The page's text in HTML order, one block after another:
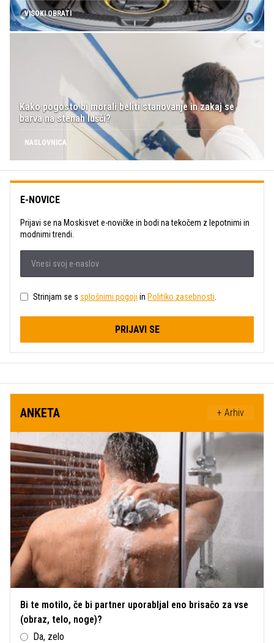
VISOKI OBRATI
Kako pogosto bi morali beliti stanovanje in zakaj se
barva na stenah lušči?
NASLOVNICA
E-NOVICE
Prijavi se na Moskisvet e-novičke in bodi na tekočem z lepotnimi in
modnimi trendi.
Strinjam se s splošnimi pogoji in Politiko zasebnosti
PRIJAVI SE
ANKETA + Arhiv
Bi te motilo, če bi partner uporabljal eno brisačo za vse
(obraz, telo, noge)?
Da, zelo